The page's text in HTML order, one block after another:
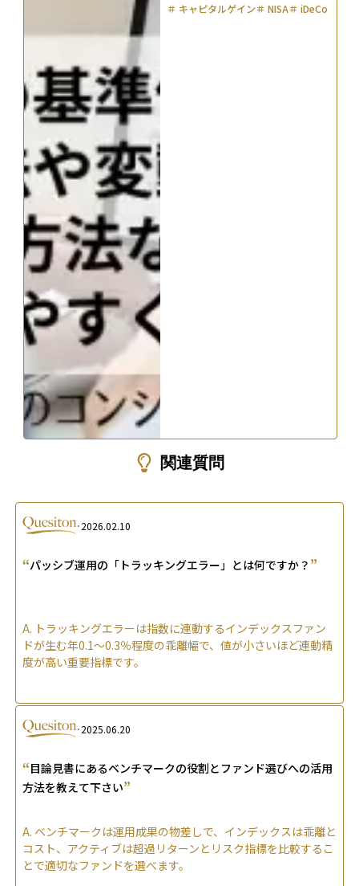
＃ キャピタルゲイン＃ NISA＃ iDeCo
関連質問
2026.02.10
“パッシブ運用の「トラッキングエラー」とは何ですか？ ”
A. トラッキングエラーは指数に連動するインデックスファン
ドが生む年0.1〜0.3％程度の乖離幅で、値が小さいほど連動精
度が高い重要指標です。
2025.06.20
“目論見書にあるベンチマークの役割とファンド選びへの活用
方法を教えて下さい”
A. ベンチマークは運用成果の物差しで、インデックスは乖離と
コスト、アクティブは超過リターンとリスク指標を比較するこ
とで適切なファンドを選べます。